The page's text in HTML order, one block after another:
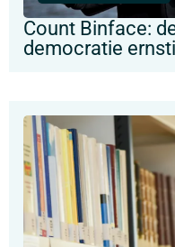
Count Binface:
democratie